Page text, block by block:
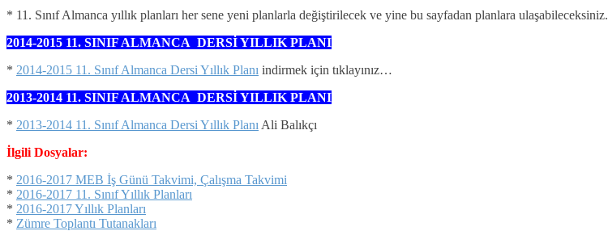
* 11. Sınıf Almanca yıllık planları her sene yeni planlarla değiştirilecek ve yine bu sayfadan planlara ulaşabileceksiniz.
2014-2015 11. SINIF ALMANCA DERSİ YILLIK PLANI
* 2014-2015 11. Sınıf Almanca Dersi Yıllık Planı indirmek için tıklayınız…
2013-2014 11. SINIF ALMANCA DERSİ YILLIK PLANI
* 2013-2014 11. Sınıf Almanca Dersi Yıllık Planı Ali Balıkçı
İlgili Dosyalar:
* 2016-2017 MEB İş Günü Takvimi, Çalışma Takvimi
* 2016-2017 11. Sınıf Yıllık Planları
* 2016-2017 Yıllık Planları
* Zümre Toplantı Tutanakları